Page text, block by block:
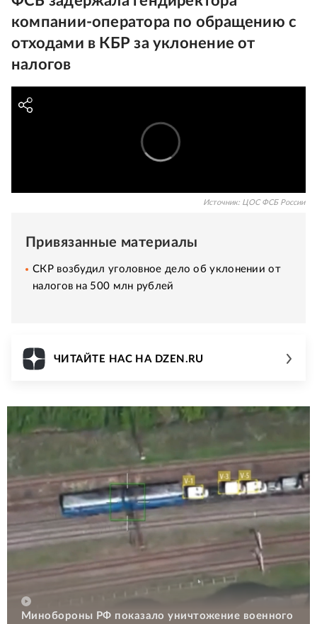
компании-оператора по обращению с
отходами в КБР за уклонение от
налогов
Источник: ЦОС ФСБ России
Привязанные материалы
СКР возбудил уголовное дело об уклонении от
налогов на 500 млн рублей
ЧИТАЙТЕ НАС НА DZEN.RU
Минобороны РФ показало уничтожение военного